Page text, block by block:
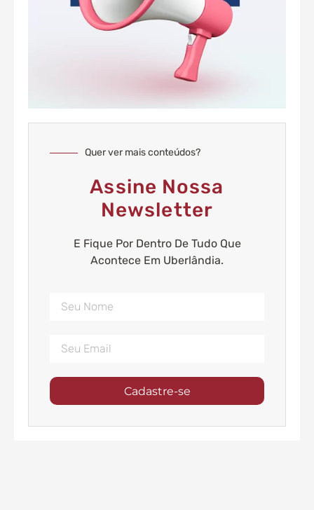
Quer ver mais conteúdos?
Assine Nossa
Newsletter
E Fique Por Dentro De Tudo Que
Acontece Em Uberlândia.
Cadastre-se